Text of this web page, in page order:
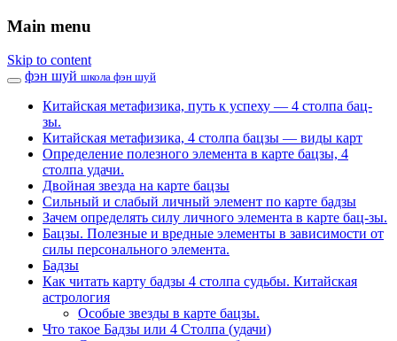
Main menu
Skip to content
фэн шуй школа фэн шуй
Китайская метафизика, путь к успеху — 4 столпа бац-
зы.
Китайская метафизика, 4 столпа бацзы — виды карт
Определение полезного элемента в карте бацзы, 4
столпа удачи.
Двойная звезда на карте бацзы
Сильный и слабый личный элемент по карте бадзы
Зачем определять силу личного элемента в карте бац-зы.
Бацзы. Полезные и вредные элементы в зависимости от
силы персонального элемента.
Бадзы
Как читать карту бадзы 4 столпа судьбы. Китайская
астрология
Особые звезды в карте бацзы.
Что такое Бадзы или 4 Столпа (удачи)